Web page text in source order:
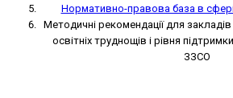
Нормативно-правова база в сфері
Методичні рекомендації для
освітніх труднощів і рівня
ЗЗСО